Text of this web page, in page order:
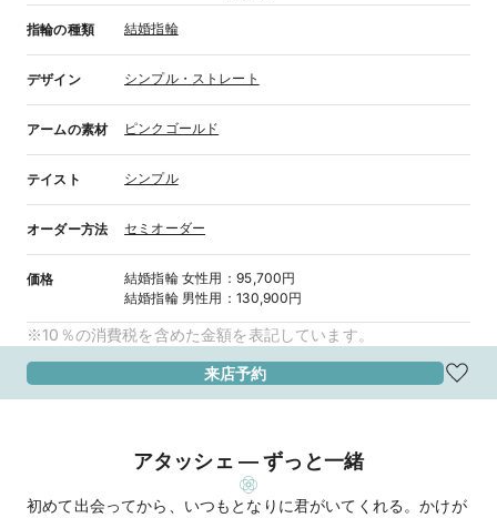
指輪の種類 結婚指輪
デザイン シンプル・ストレート
アームの素材 ピンクゴールド
テイスト シンプル
オーダー方法 セミオーダー
価格 結婚指輪 女性用 ：95,700円
結婚指輪 男性用 ：130,900円
※10％の消費税を含めた金額を表記しています。
来店予約
アタッシェ ― ずっと一緒
初めて出会ってから、いつもとなりに君がいてくれる。かけが